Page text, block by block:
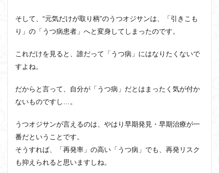
そして、“元気だけが取り柄”のうつオジサンは、「引きこも
り」の「うつ病患者」へと変身してしまったのです。
これだけを見ると、誰だって「うつ病」にはなりたくないで
すよね。
だからと言って、自分が「うつ病」だとはまったく気が付か
ないものですし…。
うつオジサンが言えるのは、やはり早期発見・早期治療が一
番だということです。
そうすれば、「再発率」の高い「うつ病」でも、再発リスク
も抑えられると思いますしね。